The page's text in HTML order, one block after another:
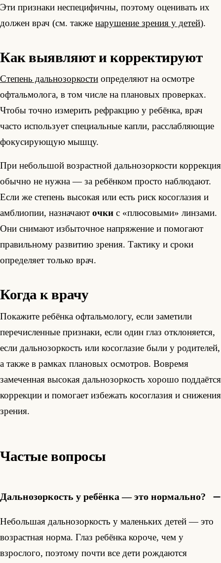
Эти признаки неспецифичны, поэтому оценивать их
должен врач (см. также нарушение зрения у детей).
Как выявляют и корректируют
Степень дальнозоркости определяют на осмотре
офтальмолога, в том числе на плановых проверках.
Чтобы точно измерить рефракцию у ребёнка, врач
часто использует специальные капли, расслабляющие
фокусирующую мышцу.
При небольшой возрастной дальнозоркости коррекция
обычно не нужна — за ребёнком просто наблюдают.
Если же степень высокая или есть риск косоглазия и
амблиопии, назначают очки с «плюсовыми» линзами.
Они снимают избыточное напряжение и помогают
правильному развитию зрения. Тактику и сроки
определяет только врач.
Когда к врачу
Покажите ребёнка офтальмологу, если заметили
перечисленные признаки, если один глаз отклоняется,
если дальнозоркость или косоглазие были у родителей,
а также в рамках плановых осмотров. Вовремя
замеченная высокая дальнозоркость хорошо поддаётся
коррекции и помогает избежать косоглазия и снижения
зрения.
Частые вопросы
Дальнозоркость у ребёнка — это нормально?
Небольшая дальнозоркость у маленьких детей — это
возрастная норма. Глаз ребёнка короче, чем у
взрослого, поэтому почти все дети рождаются